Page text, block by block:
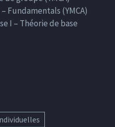
– Fundamentals (YMCA)
I – Théorie de base